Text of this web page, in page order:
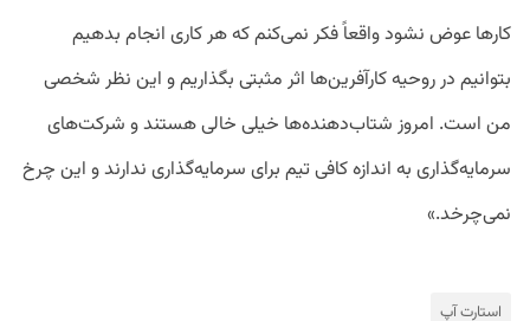
کارها عوض نشود واقعاً فکر نمی‌کنم که هر کاری انجام بدهیم
بتوانیم در روحیه کارآفرین‌ها اثر مثبتی بگذاریم و این نظر شخصی
من است. امروز شتاب‌دهنده‌ها خیلی خالی هستند و شرکت‌های
سرمایه‌گذاری به اندازه کافی تیم برای سرمایه‌گذاری ندارند و این چرخ
نمی‌چرخد.»
استارت آپ